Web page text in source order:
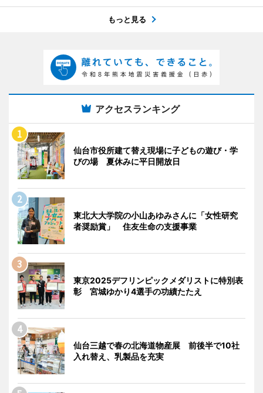
もっと見る
アクセスランキング
仙台市役所建て替え現場に子どもの遊び・学
びの場 夏休みに平日開放日
東北大大学院の小山あゆみさんに「女性研究
者奨励賞」 住友生命の支援事業
東京2025デフリンピックメダリストに特別表
彰 宮城ゆかり4選手の功績たたえ
仙台三越で春の北海道物産展 前後半で10社
入れ替え、乳製品を充実